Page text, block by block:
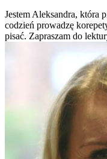
Jestem Aleksandra, która
codzień prowadzę
pisać. Zapraszam do